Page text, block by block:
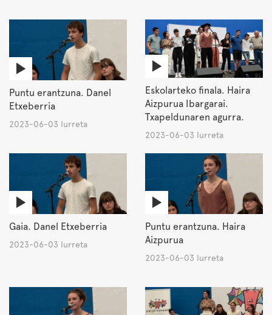
Puntu erantzuna. Danel
Etxeberria
2023-06-03 Iurreta
Eskolarteko finala. Haira
Aizpurua Ibargarai.
Txapeldunaren agurra.
2023-06-03 Iurreta
Gaia. Danel Etxeberria
2023-06-03 Iurreta
Puntu erantzuna. Haira
Aizpurua
2023-06-03 Iurreta